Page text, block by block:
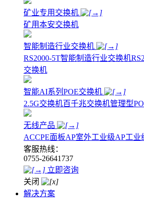
矿业专用交换机
矿用本安交换机
智能制造行业交换机
RS2000-5T智能制造行业交换机
交换机
智能AI系列POE交换机
2.5G交换机百千兆交换机管理型
无线产品
ACCPE面板AP室外工业级AP工业
客服热线：
0755-26641737
立即咨询
关闭
解决方案